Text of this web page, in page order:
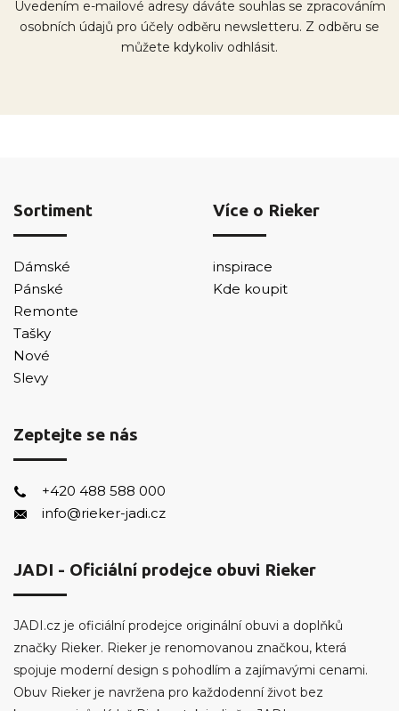
Uvedením e-mailové adresy dáváte souhlas se zpracováním
osobních údajů pro účely odběru newsletteru. Z odběru se
můžete kdykoliv odhlásit.
Sortiment
Dámské
Pánské
Remonte
Tašky
Nové
Slevy
Více o Rieker
inspirace
Kde koupit
Zeptejte se nás
+420 488 588 000
info@rieker-jadi.cz
JADI - Oficiální prodejce obuvi Rieker
JADI.cz je oficiální prodejce originální obuvi a doplňků
značky Rieker. Rieker je renomovanou značkou, která
spojuje moderní design s pohodlím a zajímavými cenami.
Obuv Rieker je navržena pro každodenní život bez